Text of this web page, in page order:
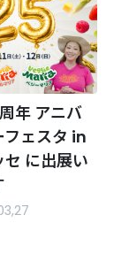
年 アニバ
フェスタ in
に出展い